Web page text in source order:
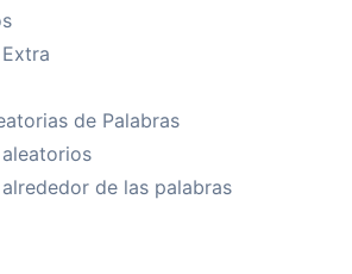
de Palabras
de las palabras